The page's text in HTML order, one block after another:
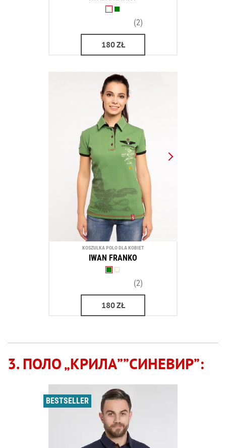
(2)
180ZŁ
KOSZULKA POLO DLA KOBIET
IWAN FRANKO
(2)
180ZŁ
3. ПОЛО „КРИЛА””СИНЕВИР”:
BESTSELLER